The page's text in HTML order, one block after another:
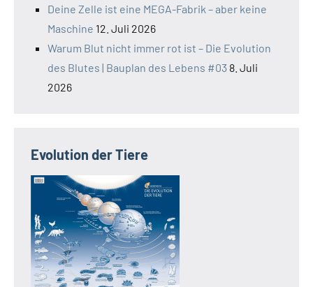
Deine Zelle ist eine MEGA-Fabrik – aber keine
Maschine 12. Juli 2026
Warum Blut nicht immer rot ist – Die Evolution
des Blutes | Bauplan des Lebens #03 8. Juli
2026
Evolution der Tiere